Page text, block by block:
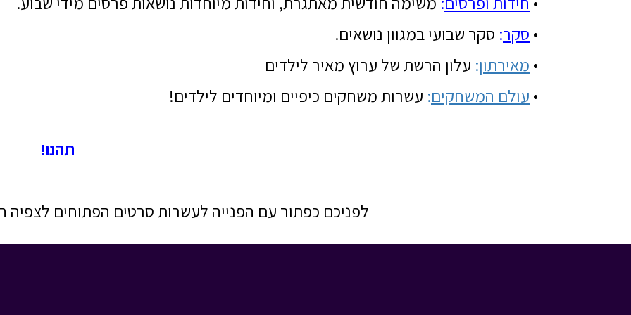
• סקר: סקר שבועי במגוון נושאים.
• מאירתון: עלון הרשת של ערוץ מאיר לילדים
• עולם המשחקים: עשרות משחקים כיפיים ומיוחדים לילדים!
תהנו!
לפניכם כפתור עם הפנייה לעשרות סרטים הפתוחים לצפיה